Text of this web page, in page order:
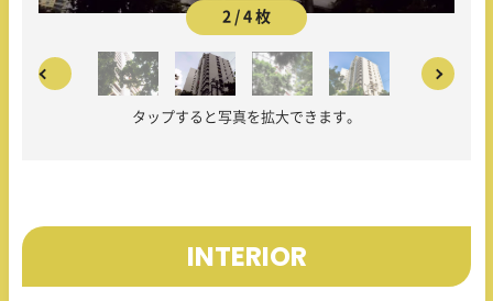
2 / 4 枚
タップすると写真を拡大できます。
INTERIOR